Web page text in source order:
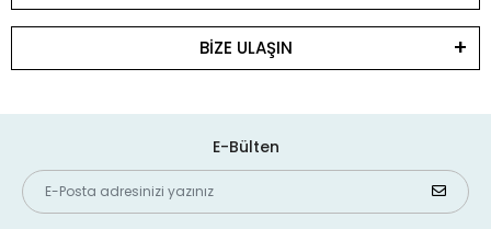
BİZE ULAŞIN
E-Bülten